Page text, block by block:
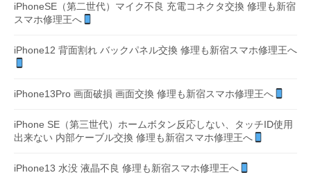
iPhoneSE（第二世代）マイク不良 充電コネクタ交換 修理も新宿
スマホ修理王へ
iPhone12 背面割れ バックパネル交換 修理も新宿スマホ修理王へ
iPhone13Pro 画面破損 画面交換 修理も新宿スマホ修理王へ
iPhone SE（第三世代）ホームボタン反応しない、タッチID使用
出来ない 内部ケーブル交換 修理も新宿スマホ修理王へ
iPhone13 水没 液晶不良 修理も新宿スマホ修理王へ